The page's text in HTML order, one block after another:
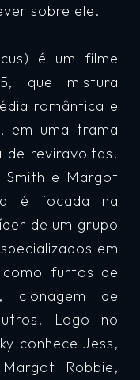
sobre ele.
é um filme
que mistura
romântica e
em uma trama
de reviravoltas.
Smith e Margot
é focada na
de um grupo
em
como furtos de
clonagem de
Logo no
conhece Jess,
Robbie,